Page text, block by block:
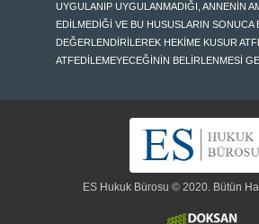
UYGULANIP UYGULANMADIĞI, ANNENİN
EDİLMEDİĞİ VE BU HUSUSLARIN SONUCA
DEĞERLENDİRİLEREK HEKİME KUSUR
ATFEDİLEMEYECEĞİNİN BELİRLENMESİ
ES Hukuk Bürosu © 2020. Bütün